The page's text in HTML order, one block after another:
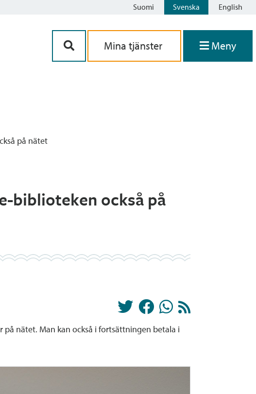
Suomi Svenska English
Mina tjänster Meny
på nätet
biblioteken också på
nätet. Man kan också i fortsättningen betala i